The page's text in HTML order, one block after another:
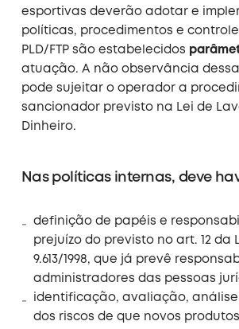
esportivas deverão adotar e
políticas, procedimentos e
PLD/FTP são estabelecidos
atuação. A não observância
pode sujeitar o operador a
sancionador previsto na Lei de
Dinheiro.
Nas políticas internas, deve
definição de papéis e
prejuízo do previsto no art. 12 da
9.613/1998, que já prevê
administradores das pessoas
identificação, avaliação,
dos riscos de que novos